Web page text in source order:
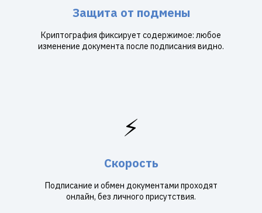
Защита от подмены
Криптография фиксирует содержимое: любое
изменение документа после подписания видно.
⚡
Скорость
Подписание и обмен документами проходят
онлайн, без личного присутствия.